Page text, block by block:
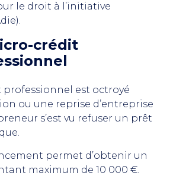
le droit à l’initiative
crédit
professionnel est octroyé
ou une reprise d’entreprise
s’est vu refuser un prêt
permet d’obtenir un
maximum de 10 000 €.